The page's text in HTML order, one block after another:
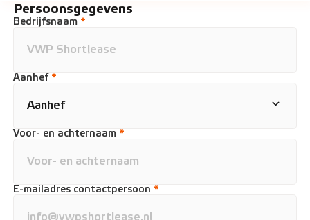
Persoonsgegevens
Bedrijfsnaam *
Aanhef *
Voor- en achternaam *
E-mailadres contactpersoon *